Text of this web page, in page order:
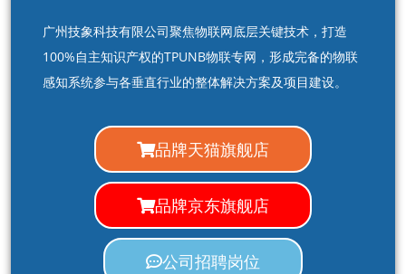
广州技象科技有限公司聚焦物联网底层关键技术，打造
100%自主知识产权的TPUNB物联专网，形成完备的物联
感知系统参与各垂直行业的整体解决方案及项目建设。
品牌天猫旗舰店
品牌京东旗舰店
公司招聘岗位